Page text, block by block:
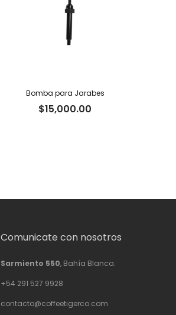
Bomba para Jarabes
$15,000.00
Comunicate con nosotros
Sarmiento 550, Bahía Blanca.
+54 291 527 9928
contacto@coffeetigerco.com